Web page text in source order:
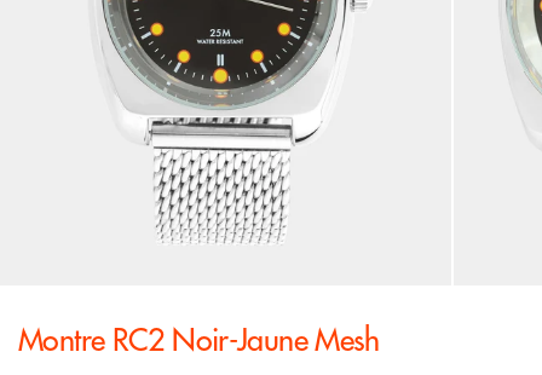
Montre RC2 Noir-Jaune Mesh